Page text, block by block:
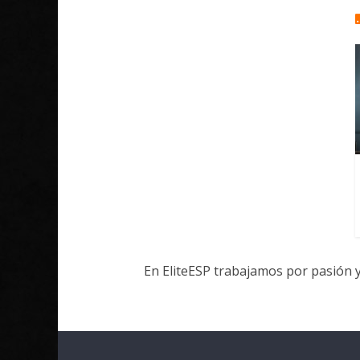
En EliteESP trabajamos por